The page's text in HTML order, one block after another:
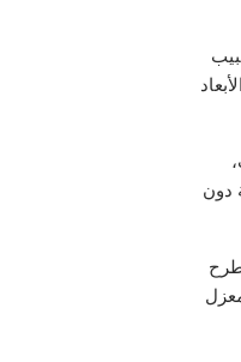
دون